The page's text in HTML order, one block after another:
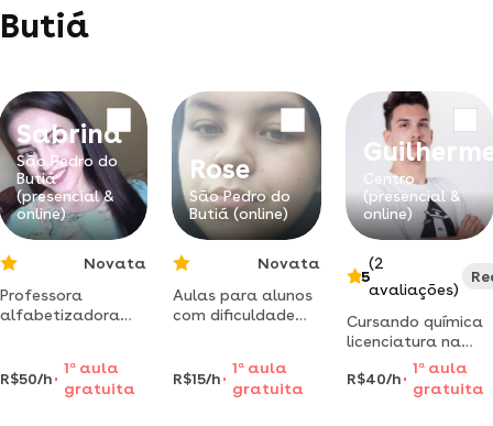
Butiá
Sabrina
São Pedro do
Butiá
(presencial &
online)
Novata
Professora
alfabetizadora
forma lúdica! olá,
meu nome é
R$50/h
1 aaula
gratuita
Rose
São Pedro do
Butiá (online)
Novata
Aulas para alunos
com dificuldade
ensino
fundamental e
R$15/h
1 a aula
gratuita
Centro
(presencial &
online)
5
(2
avaliações)
Cursando química
licenciatura na
uffs-cerro largo/rs,
ofereço meus
conhecimentos a
R$40/h
1 aaula
gratuita